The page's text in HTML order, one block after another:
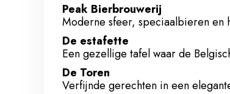
Peak Bierbrouwerij
Moderne sfeer, speciaalbieren en
De estafette
Een gezellige tafel waar de
De Toren
Verfijnde gerechten in een